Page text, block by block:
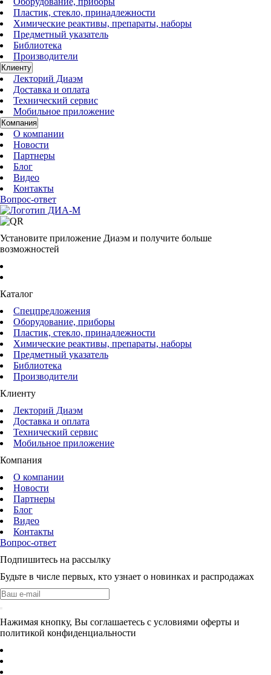
Пластик, стекло, принадлежности
Химические реактивы, препараты, наборы
Предметный указатель
Библиотека
Производители
Клиенту
Лекторий Диаэм
Доставка и оплата
Технический сервис
Мобильное приложение
Компания
О компании
Новости
Партнеры
Блог
Видео
Контакты
Вопрос-ответ
Установите приложение Диаэм и получите больше
возможностей
Каталог
Спецпредложения
Оборудование, приборы
Пластик, стекло, принадлежности
Химические реактивы, препараты, наборы
Предметный указатель
Библиотека
Производители
Клиенту
Лекторий Диаэм
Доставка и оплата
Технический сервис
Мобильное приложение
Компания
О компании
Новости
Партнеры
Блог
Видео
Контакты
Вопрос-ответ
Подпишитесь на рассылку
Будьте в числе первых, кто узнает о новинках и распродажах
Нажимая кнопку, Вы соглашаетесь с условиями оферты и
политикой конфиденциальности